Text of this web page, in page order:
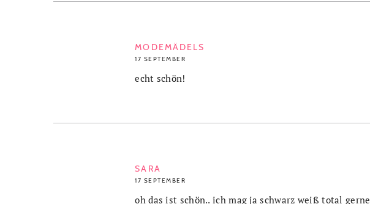
MODEMÄDELS
17 SEPTEMBER
echt schön!
SARA
17 SEPTEMBER
oh das ist schön.. ich mag ja schwarz weiß total gerne